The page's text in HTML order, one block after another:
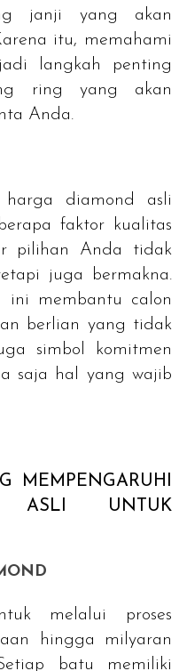
janji yang akan
itu, memahami
langkah penting
ring yang akan
Anda.
harga diamond
asli
faktor kualitas
pilihan Anda tidak
juga bermakna.
ini membantu calon
berlian yang tidak
simbol komitmen
saja hal yang wajib
MEMPENGARUHI
UNTUK
melalui proses
hingga milyaran
batu memiliki